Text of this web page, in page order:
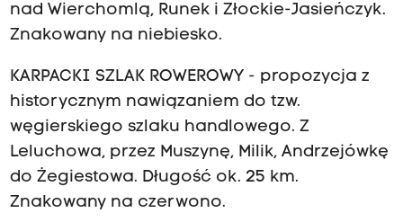
nad Wierchomlą, Runek i Złockie-Jasieńczyk.
Znakowany na niebiesko.
KARPACKI SZLAK ROWEROWY - propozycja z
historycznym nawiązaniem do tzw.
węgierskiego szlaku handlowego. Z
Leluchowa, przez Muszynę, Milik, Andrzejówkę
do Żegiestowa. Długość ok. 25 km.
Znakowany na czerwono.